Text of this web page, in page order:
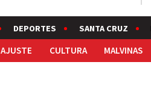
DEPORTES SANTA CRUZ
AJUSTE CULTURA MALVINAS